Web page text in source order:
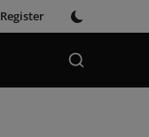
Register